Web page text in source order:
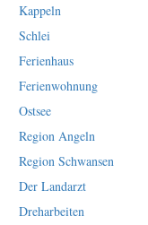
Kappeln
Schlei
Ferienhaus
Ferienwohnung
Ostsee
Region Angeln
Region Schwansen
Der Landarzt
Dreharbeiten